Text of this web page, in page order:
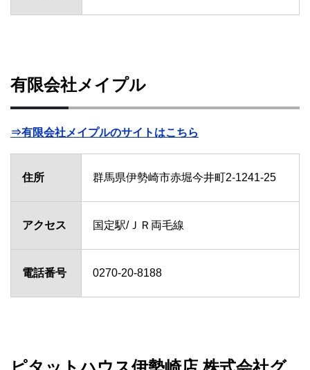
有限会社メイプル
⇒有限会社メイプルのサイトはこちら
住所 群馬県伊勢崎市赤堀今井町2-1241-25
アクセス 国定駅/ＪＲ両毛線
電話番号 0270-20-8188